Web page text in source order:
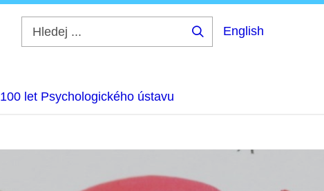
English
100 let Psychologického ústavu